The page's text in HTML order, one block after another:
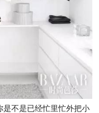
是不是已经忙里忙外把小